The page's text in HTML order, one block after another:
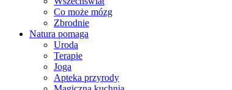
Co może mózg
Zbrodnie
Natura pomaga
Uroda
Terapie
Joga
Apteka przyrody